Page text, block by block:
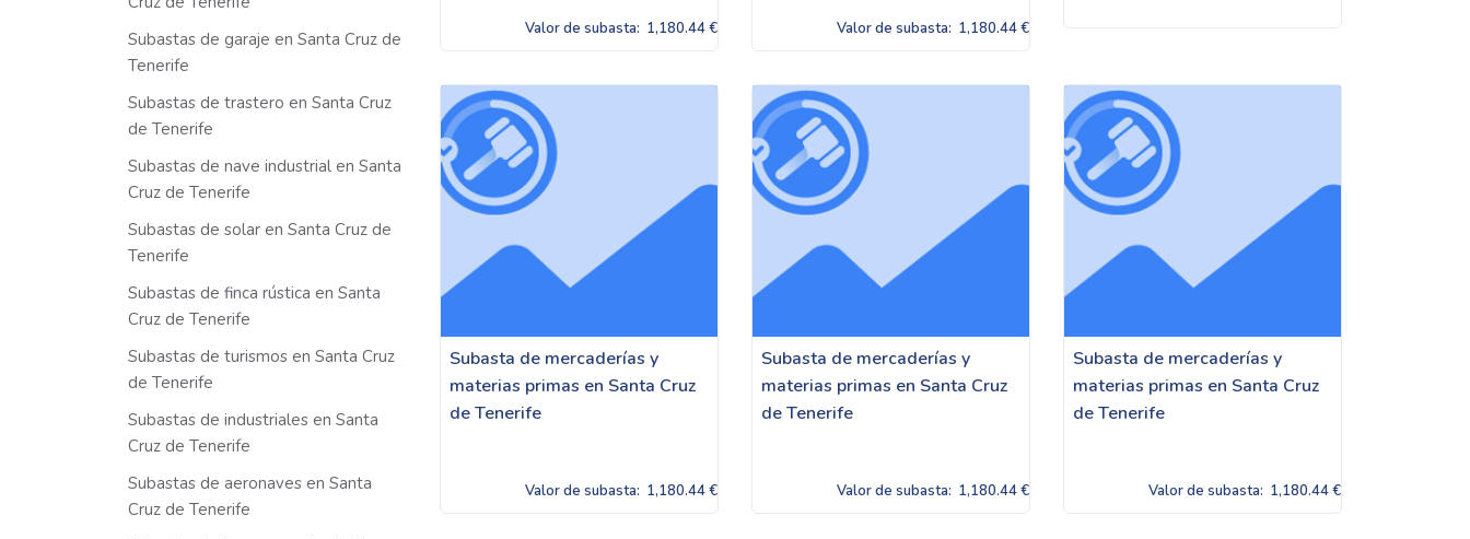
Subastas de garaje en Santa Cruz de
Tenerife
Subastas de trastero en Santa Cruz
de Tenerife
Subastas de nave industrial en Santa
Cruz de Tenerife
Subastas de solar en Santa Cruz de
Tenerife
Subastas de finca rústica en Santa
Cruz de Tenerife
Subastas de turismos en Santa Cruz
de Tenerife
Subastas de industriales en Santa
Cruz de Tenerife
Subastas de aeronaves en Santa
Cruz de Tenerife
Valor de subasta: 1,180.44 € Valor de subasta: 1,180.44 €
Subasta de mercaderías y
materias primas en Santa Cruz
de Tenerife
Valor de subasta: 1,180.44 €
Subasta de mercaderías y
materias primas en Santa Cruz
de Tenerife
Valor de subasta: 1,180.44 €
Subasta de mercaderías y
materias primas en Santa Cruz
de Tenerife
Valor de subasta: 1,180.44 €